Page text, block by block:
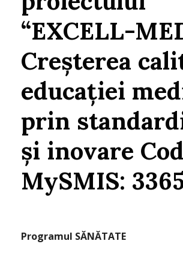
“EXCELL-
Creșterea
educației
prin
și inovare Cod
MySMIS:
Programul SĂNĂTATE